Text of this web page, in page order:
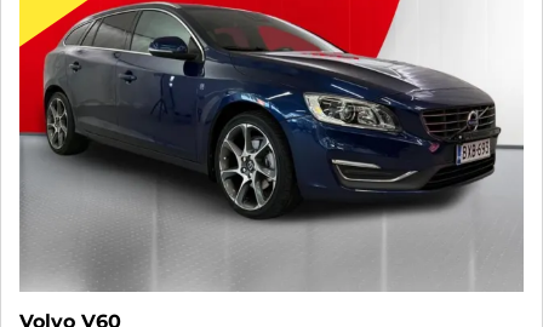
Volvo V60